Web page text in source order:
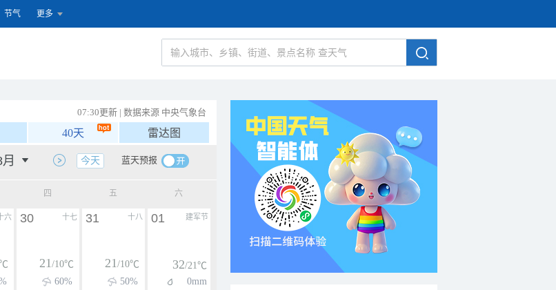
节气 更多
07:30更新 | 数据来源 中央气象台
40天 雷达图
蓝天预报
今天
四 五 六
六 十七
30
21/10℃
60%
十八
31
21/10℃
50%
建军节
01
32/21℃
0mm